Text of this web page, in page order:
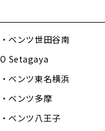
ベンツ世田谷南
Setagaya
ベンツ東名横浜
ベンツ多摩
ベンツ八王子